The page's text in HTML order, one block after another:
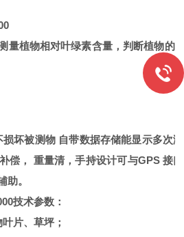
量植物相对叶绿素含量，判断植物的
损坏被测物 自带数据存储能显示多次
偿，
重量清，手持设计可与GPS接
助。
技术参数：
片、草坪 ；